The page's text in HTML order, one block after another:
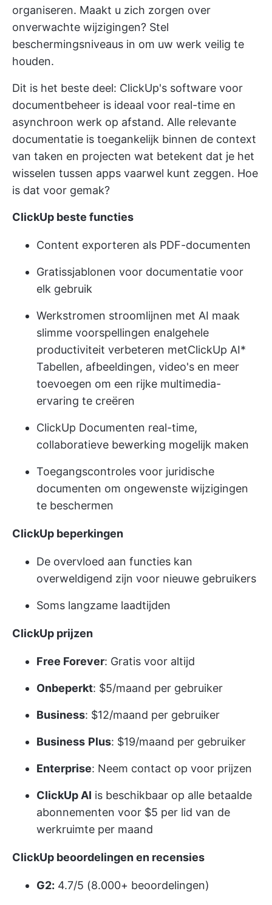
organiseren. Maakt u zich zorgen over
onverwachte wijzigingen? Stel
beschermingsniveaus in om uw werk veilig te
houden.
Dit is het beste deel: ClickUp's software voor
documentbeheer is ideaal voor real-time en
asynchroon werk op afstand. Alle relevante
documentatie is toegankelijk binnen de context
van taken en projecten wat betekent dat je het
wisselen tussen apps vaarwel kunt zeggen. Hoe
is dat voor gemak?
ClickUp beste functies
Content exporteren als PDF-documenten
Gratissjablonen voor documentatie voor
elk gebruik
Werkstromen stroomlijnen met AI maak
slimme voorspellingen enalgehele
productiviteit verbeteren metClickUp AI*
Tabellen, afbeeldingen, video's en meer
toevoegen om een rijke multimedia-
ervaring te creëren
ClickUp Documenten real-time,
collaboratieve bewerking mogelijk maken
Toegangscontroles voor juridische
documenten om ongewenste wijzigingen
te beschermen
ClickUp beperkingen
De overvloed aan functies kan
overweldigend zijn voor nieuwe gebruikers
Soms langzame laadtijden
ClickUp prijzen
Free Forever: Gratis voor altijd
Onbeperkt: $5/maand per gebruiker
Business: $12/maand per gebruiker
Business Plus: $19/maand per gebruiker
Enterprise: Neem contact op voor prijzen
ClickUp AI is beschikbaar op alle betaalde
abonnementen voor $5 per lid van de
werkruimte per maand
ClickUp beoordelingen en recensies
G2: 4.7/5 (8.000+ beoordelingen)